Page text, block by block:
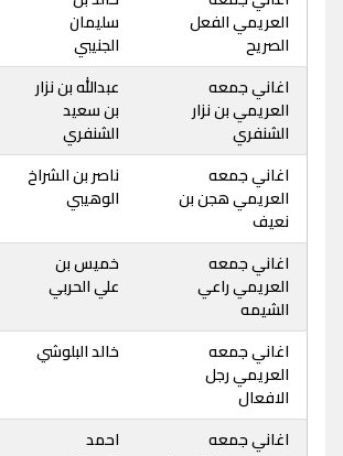
العريمي الفعل
الصريح
سليمان
الجنيبي
اغاني جمعه
العريمي بن نزار
الشنفري
عبدالله بن نزار
بن سعيد
الشنفري
اغاني جمعه
العريمي هجن بن
نعيف
ناصر بن الشراخ
الوهيبي
اغاني جمعه
العريمي راعي
الشيمه
خميس بن
علي الحربي
اغاني جمعه
العريمي رجل
الافعال
خالد البلوشي
اغاني جمعه
احمد